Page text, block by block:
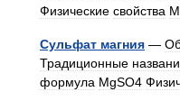
Физические свойства
Сульфат магния —
Традиционные
формула MgSO4